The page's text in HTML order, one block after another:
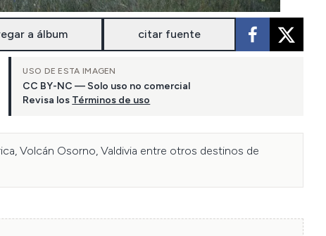
a álbum citar fuente
USO DE ESTA IMAGEN
CC BY-NC — Solo uso no comercial
Revisa los Términos de uso
Volcán Osorno, Valdivia entre otros destinos de